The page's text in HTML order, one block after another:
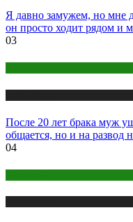
Я давно замужем, но мне
он просто ходит рядом и
03
После 20 лет брака муж
общается, но и на развод
04